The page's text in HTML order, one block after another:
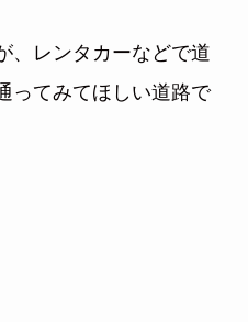
、レンタカーなどで道
ってみてほしい道路で